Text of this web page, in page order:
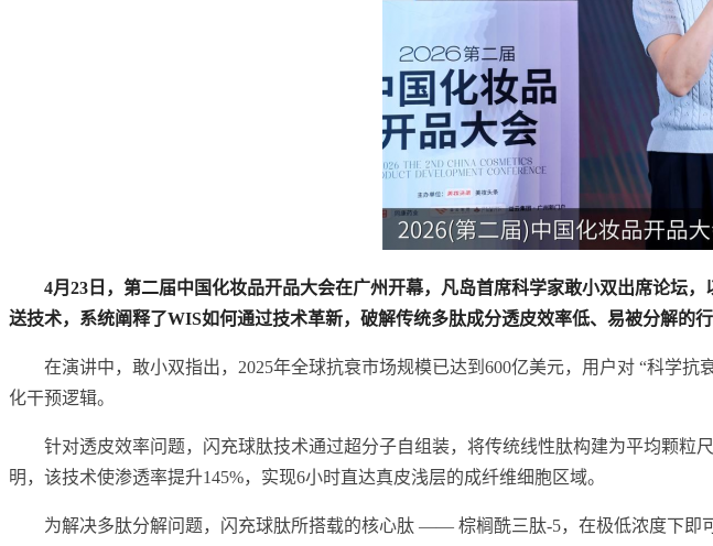
4月23日，第二届中国化妆品开品大会在广州开幕，凡岛首席科学家敢小双出席论坛
送技术，系统阐释了WIS如何通过技术革新，破解传统多肽成分透皮效率低、易被分解的
在演讲中，敢小双指出，2025年全球抗衰市场规模已达到600亿美元，用户对 “科学
化干预逻辑。
针对透皮效率问题，闪充球肽技术通过超分子自组装，将传统线性肽构建为平均颗粒
明，该技术使渗透率提升145%，实现6小时直达真皮浅层的成纤维细胞区域。
为解决多肽分解问题，闪充球肽所搭载的核心肽 —— 棕榈酰三肽-5，在极低浓度下即